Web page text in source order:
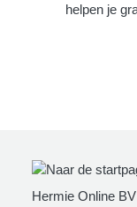
Hermie Online BV